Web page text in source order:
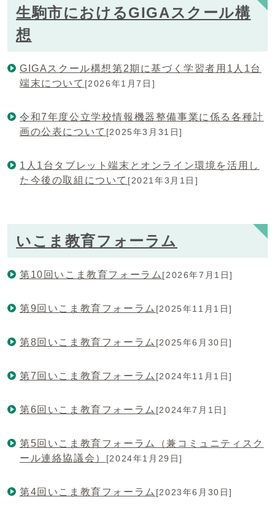
生駒市におけるGIGAスクール構
想
GIGAスクール構想第2期に基づく学習者用1人1台
端末について [2026年1月7日]
令和7年度公立学校情報機器整備事業に係る各種計
画の公表について [2025年3月31日]
1人1台タブレット端末とオンライン環境を活用し
た今後の取組について [2021年3月1日]
いこま教育フォーラム
第10回いこま教育フォーラム [2026年7月1日]
第9回いこま教育フォーラム [2025年11月1日]
第8回いこま教育フォーラム [2025年6月30日]
第7回いこま教育フォーラム [2024年11月1日]
第6回いこま教育フォーラム [2024年7月1日]
第5回いこま教育フォーラム（兼コミュニティスク
ール連絡協議会）
[2024年1月29日]
第4回いこま教育フォーラム [2023年6月30日]